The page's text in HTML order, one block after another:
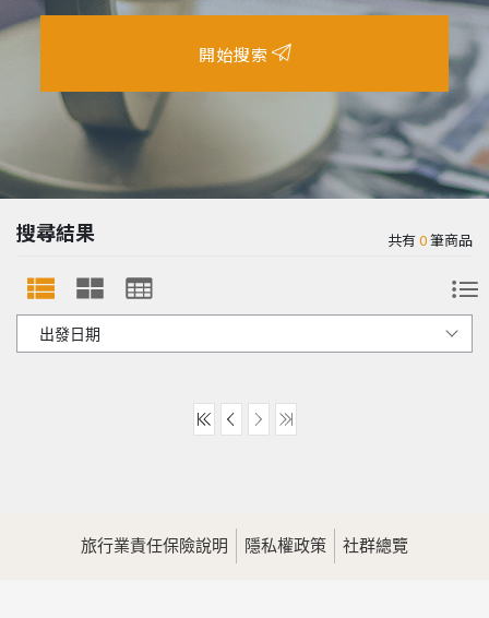
開始搜索
搜尋結果 共有0筆商品
旅行業責任保險說明 隱私權政策 社群總覽